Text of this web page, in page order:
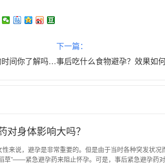
口服避孕药服用的时间你了解吗？紧急避孕药更应注意
下一篇：
事后吃什么食物避孕？效果如何
对身体影响大吗？
来说，避孕是非常重要的。但是由于当时各种突发状
草”——紧急避孕药来阻止怀孕。可是，事后紧急避孕药